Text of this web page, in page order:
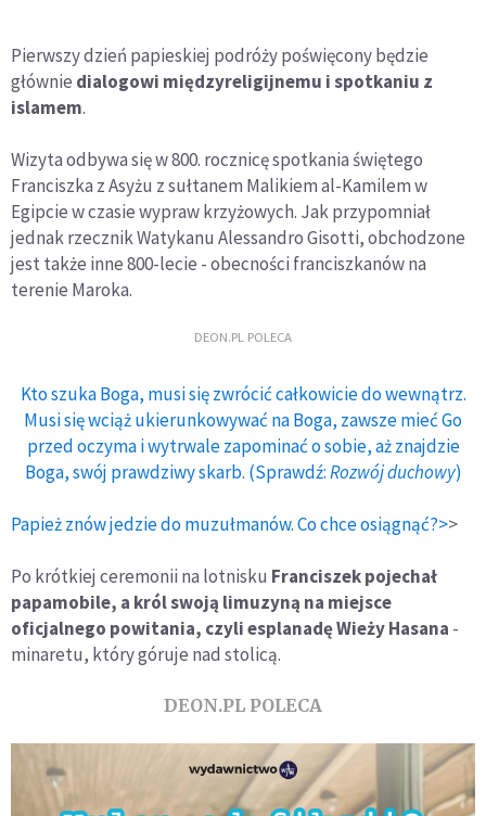
Pierwszy dzień papieskiej podróży poświęcony będzie
głównie dialogowi międzyreligijnemu i spotkaniu z
islamem.
Wizyta odbywa się w 800. rocznicę spotkania świętego
Franciszka z Asyżu z sułtanem Malikiem al-Kamilem w
Egipcie w czasie wypraw krzyżowych. Jak przypomniał
jednak rzecznik Watykanu Alessandro Gisotti, obchodzone
jest także inne 800-lecie - obecności franciszkanów na
terenie Maroka.
DEON.PL POLECA
Kto szuka Boga, musi się zwrócić całkowicie do wewnątrz.
Musi się wciąż ukierunkowywać na Boga, zawsze mieć Go
przed oczyma i wytrwale zapominać o sobie, aż znajdzie
Boga, swój prawdziwy skarb. (Sprawdź:Rozwój duchowy)
Papież znów jedzie do muzułmanów. Co chce osiągnąć?>>
Po krótkiej ceremonii na lotnisku Franciszek pojechał
papamobile, a król swoją limuzyną na miejsce
oficjalnego powitania, czyli esplanadę Wieży Hasana -
minaretu, który góruje nad stolicą.
DEON.PL POLECA